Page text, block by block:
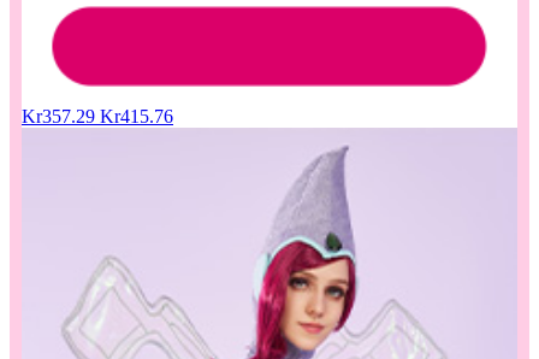
Kr357.29 Kr415.76